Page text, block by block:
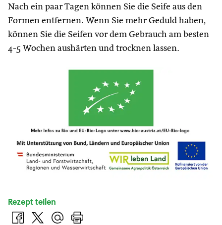
Nach ein paar Tagen können Sie die Seife aus den
Formen entfernen. Wenn Sie mehr Geduld haben,
können Sie die Seifen vor dem Gebrauch am besten
4-5 Wochen aushärten und trocknen lassen.
Rezept teilen